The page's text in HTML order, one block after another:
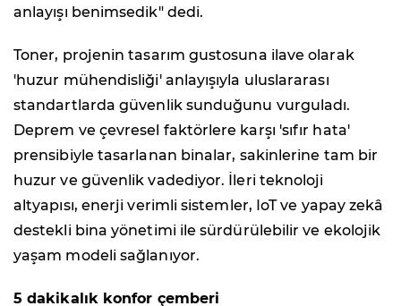
anlayışı benimsedik" dedi.
Toner, projenin tasarım gustosuna ilave olarak
'huzur mühendisliği' anlayışıyla uluslararası
standartlarda güvenlik sunduğunu vurguladı.
Deprem ve çevresel faktörlere karşı 'sıfır hata'
prensibiyle tasarlanan binalar, sakinlerine tam bir
huzur ve güvenlik vadediyor. İleri teknoloji
altyapısı, enerji verimli sistemler, IoT ve yapay zekâ
destekli bina yönetimi ile sürdürülebilir ve ekolojik
yaşam modeli sağlanıyor.
5 dakikalık konfor çemberi